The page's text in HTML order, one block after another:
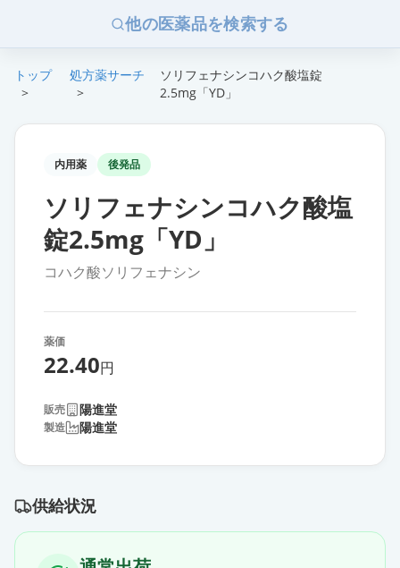
他の医薬品を検索する
トップ
>
処方薬サーチ
>
ソリフェナシンコハク酸塩錠
2.5mg「YD」
内用薬 後発品
ソリフェナシンコハク酸塩
錠2.5mg「YD」
コハク酸ソリフェナシン
薬価
22.40円
販売 陽進堂
製造 陽進堂
供給状況